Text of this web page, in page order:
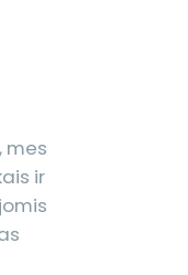
mes
ir